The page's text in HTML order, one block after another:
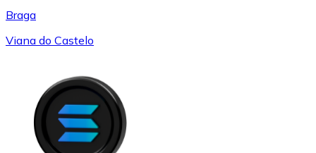
Braga
Viana do Castelo